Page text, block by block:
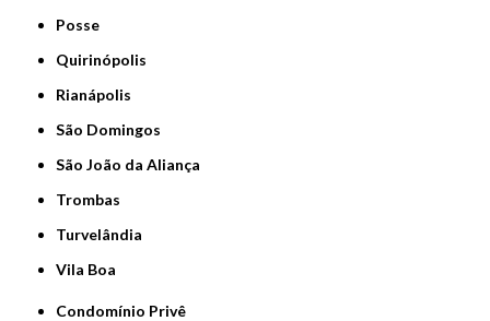
Posse
Quirinópolis
Rianápolis
São Domingos
São João da Aliança
Trombas
Turvelândia
Vila Boa
Condomínio Privê